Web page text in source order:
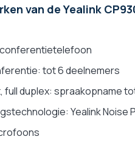
van de Yealink
tot 6 deelnemers
full duplex: spraakopname
Yealink Noise